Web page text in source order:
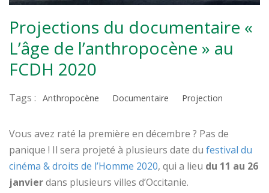
Projections du documentaire «
L’âge de l’anthropocène » au
FCDH 2020
Tags : Anthropocène Documentaire Projection
Vous avez raté la première en décembre ? Pas de
panique ! Il sera projeté à plusieurs date du festival du
cinéma & droits de l’Homme 2020, qui a lieu du 11 au 26
janvierdans plusieurs villes d’Occitanie.